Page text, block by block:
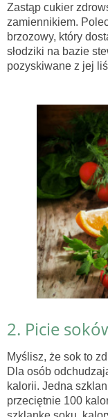
Zastąp cukier
zamiennikiem.
brzozowy, który
słodziki na bazie
pozyskiwane z jej
2. Picie
Myślisz, że sok to
Dla osób
kalorii. Jedna
przeciętnie 100